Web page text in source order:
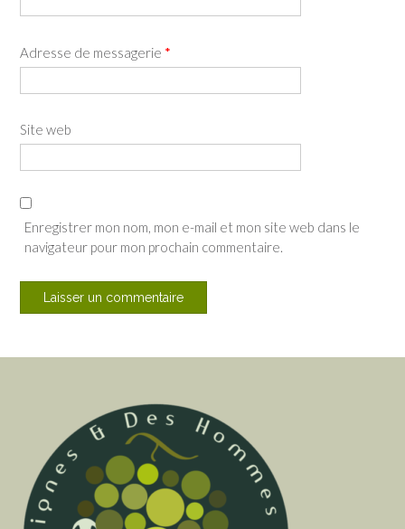
Adresse de messagerie *
Site web
Enregistrer mon nom, mon e-mail et mon site web dans le
navigateur pour mon prochain commentaire.